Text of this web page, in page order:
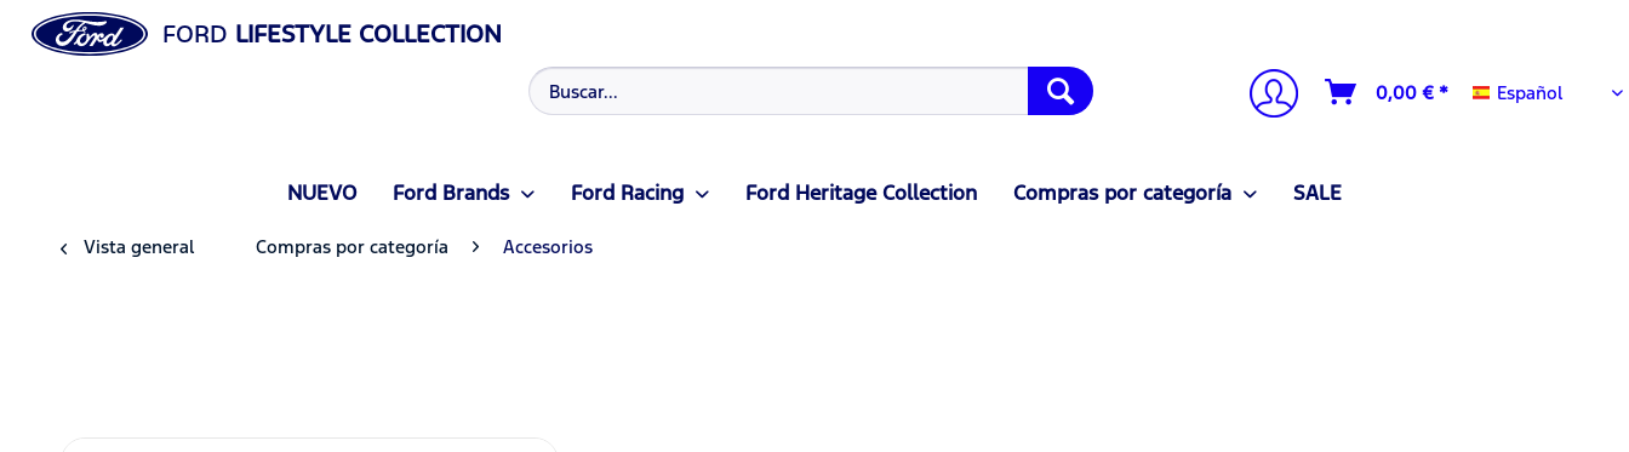
FORD LIFESTYLE COLLECTION
0,00 € * Español
Español
NUEVO Ford Brands Ford Racing Ford Heritage Collection Compras por categoría SALE
Vista general Compras por categoría Accesorios